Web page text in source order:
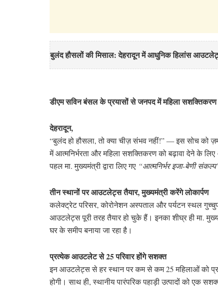
बुलंद हौसलों की मिसाल: देहरादून में आधुनिक हिलांस
डीएम सविन बंसल के प्रयासों से जनपद में महिला सशक्तिकरण
देहरादून,
“बुलंद हो हौसला, तो क्या चीज़ संभव नहीं!” — इस सोच को
में आत्मनिर्भरता और महिला सशक्तिकरण को बढ़ावा देने के लिए
पहल मा. मुख्यमंत्री द्वारा लिए गए “आत्मनिर्भर इजा-बेणी
तीन स्थानों पर आउटलेट्स तैयार, मुख्यमंत्री करेंगे लोकार्पण
कलेक्ट्रेट परिसर, कोरोनेशन अस्पताल और पर्यटन स्थल
आउटलेट्स पूरी तरह तैयार हो चुके हैं। इनका शीघ्र ही मा.
घर के समीप बनाया जा रहा है।
प्रत्येक आउटलेट से 25 परिवार होंगे सशक्त
इन आउटलेट्स से हर स्थान पर कम से कम 25 महिलाओं को
होगी। साथ ही, स्थानीय पारंपरिक पहाड़ी उत्पादों को एक